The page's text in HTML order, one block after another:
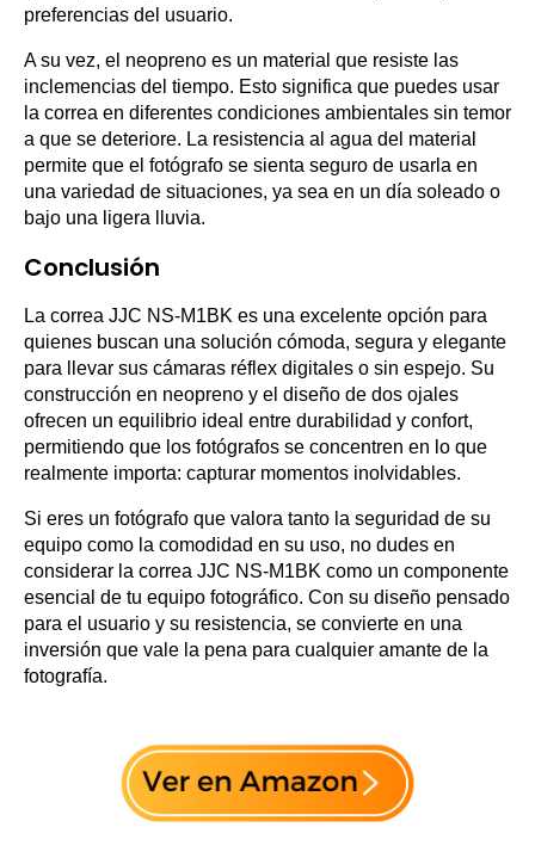
preferencias del usuario.
A su vez, el neopreno es un material que resiste las
inclemencias del tiempo. Esto significa que puedes usar
la correa en diferentes condiciones ambientales sin temor
a que se deteriore. La resistencia al agua del material
permite que el fotógrafo se sienta seguro de usarla en
una variedad de situaciones, ya sea en un día soleado o
bajo una ligera lluvia.
Conclusión
La correa JJC NS-M1BK es una excelente opción para
quienes buscan una solución cómoda, segura y elegante
para llevar sus cámaras réflex digitales o sin espejo. Su
construcción en neopreno y el diseño de dos ojales
ofrecen un equilibrio ideal entre durabilidad y confort,
permitiendo que los fotógrafos se concentren en lo que
realmente importa: capturar momentos inolvidables.
Si eres un fotógrafo que valora tanto la seguridad de su
equipo como la comodidad en su uso, no dudes en
considerar la correa JJC NS-M1BK como un componente
esencial de tu equipo fotográfico. Con su diseño pensado
para el usuario y su resistencia, se convierte en una
inversión que vale la pena para cualquier amante de la
fotografía.